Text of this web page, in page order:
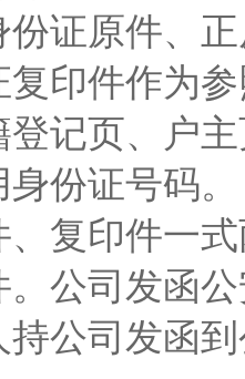
证原件、
复印件作为
记页、户
身份证号码
复印件一
公司发函
公司发函